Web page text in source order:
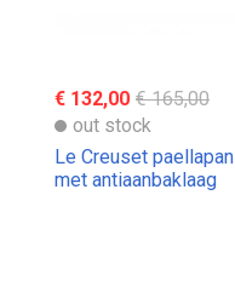
€ 132,00 € 165,00
out stock
Le Creuset paellapan
met antiaanbaklaag